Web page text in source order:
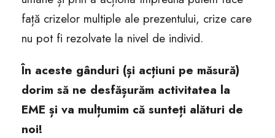
față crizelor multiple ale prezentului, crize care
nu pot fi rezolvate la nivel de individ.
În aceste gânduri (și acțiuni pe măsură)
dorim să ne desfășurăm activitatea la
EME și va mulțumim că sunteți alături de
noi!